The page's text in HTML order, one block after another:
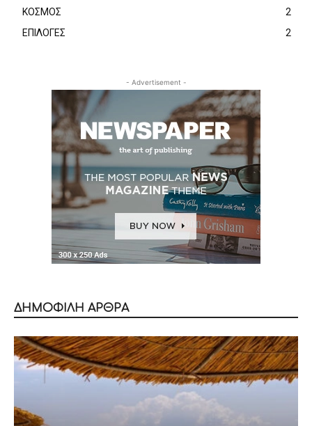
ΚΟΣΜΟΣ
2
ΕΠΙΛΟΓΕΣ
2
- Advertisement -
ΔΗΜΟΦΙΛΗ ΑΡΘΡΑ